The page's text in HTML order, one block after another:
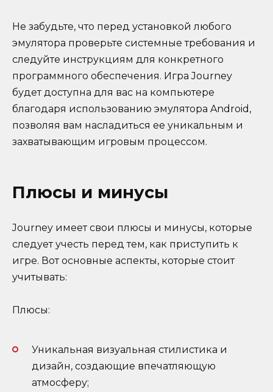
Не забудьте, что перед установкой любого
эмулятора проверьте системные требования и
следуйте инструкциям для конкретного
программного обеспечения. Игра Journey
будет доступна для вас на компьютере
благодаря использованию эмулятора Android,
позволяя вам насладиться ее уникальным и
захватывающим игровым процессом.
Плюсы и минусы
Journey имеет свои плюсы и минусы, которые
следует учесть перед тем, как приступить к
игре. Вот основные аспекты, которые стоит
учитывать:
Плюсы:
Уникальная визуальная стилистика и
дизайн, создающие впечатляющую
атмосферу;